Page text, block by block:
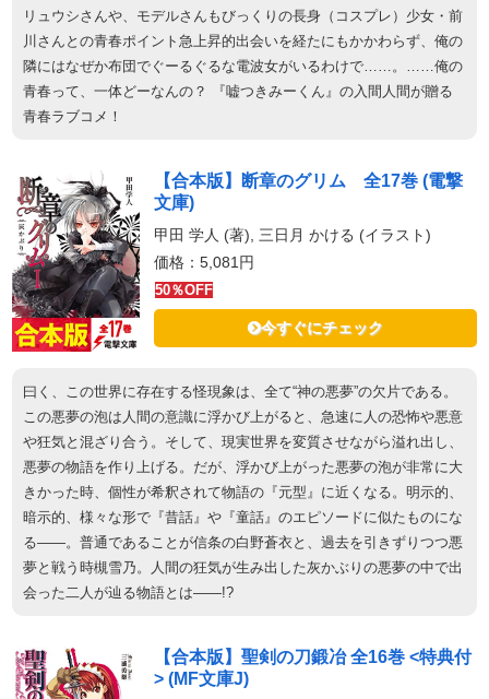
リュウシさんや、モデルさんもびっくりの長身（コスプレ）少女・前
川さんとの青春ポイント急上昇的出会いを経たにもかかわらず、俺の
隣にはなぜか布団でぐーるぐるな電波女がいるわけで……。……俺の
青春って、一体どーなんの？ 『嘘つきみーくん』の入間人間が贈る
青春ラブコメ！
【合本版】断章のグリム 全17巻 (電撃
文庫)
甲田 学人 (著), 三日月 かける (イラスト)
価格：5,081円
50％OFF
今すぐにチェック
曰く、この世界に存在する怪現象は、全て“神の悪夢”の欠片である。
この悪夢の泡は人間の意識に浮かび上がると、急速に人の恐怖や悪意
や狂気と混ざり合う。そして、現実世界を変質させながら溢れ出し、
悪夢の物語を作り上げる。だが、浮かび上がった悪夢の泡が非常に大
きかった時、個性が希釈されて物語の『元型』に近くなる。明示的、
暗示的、様々な形で『昔話』や『童話』のエピソードに似たものにな
る――。普通であることが信条の白野蒼衣と、過去を引きずりつつ悪
夢と戦う時槻雪乃。人間の狂気が生み出した灰かぶりの悪夢の中で出
会った二人が辿る物語とは――!?
【合本版】聖剣の刀鍛冶 全16巻 <特典付
> (MF文庫J)